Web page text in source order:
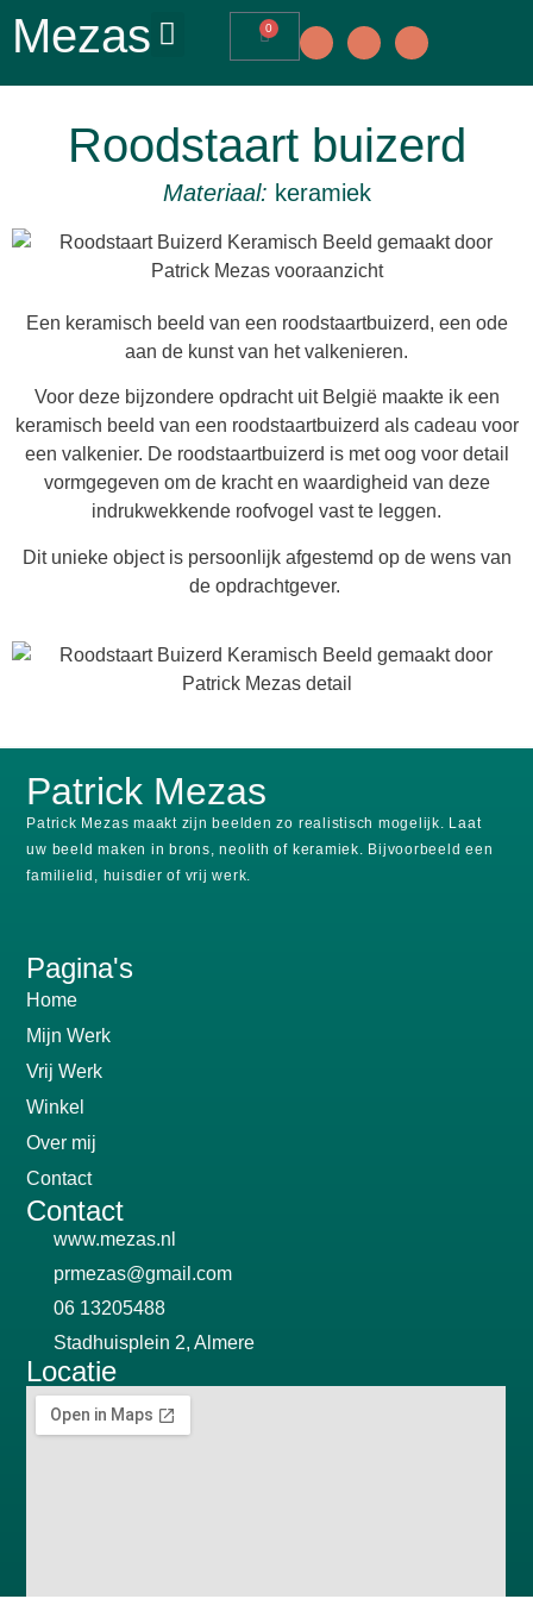
Mezas 0
Roodstaart buizerd
Materiaal: keramiek
Een keramisch beeld van een roodstaartbuizerd, een ode
aan de kunst van het valkenieren.
Voor deze bijzondere opdracht uit België maakte ik een
keramisch beeld van een roodstaartbuizerd als cadeau voor
een valkenier. De roodstaartbuizerd is met oog voor detail
vormgegeven om de kracht en waardigheid van deze
indrukwekkende roofvogel vast te leggen.
Dit unieke object is persoonlijk afgestemd op de wens van
de opdrachtgever.
Patrick Mezas
Patrick Mezas maakt zijn beelden zo realistisch mogelijk. Laat
uw beeld maken in brons, neolith of keramiek. Bijvoorbeeld een
familielid, huisdier of vrij werk.
Pagina's
Home
Mijn Werk
Vrij Werk
Winkel
Over mij
Contact
Contact
www.mezas.nl
prmezas@gmail.com
06 13205488
Stadhuisplein 2, Almere
Locatie